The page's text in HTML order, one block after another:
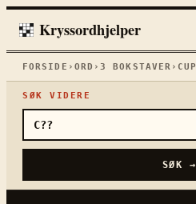
Kryssordhjelper
FORSIDE › ORD ›3 BOKSTAVER › CUP
SØK VIDERE
SØK →